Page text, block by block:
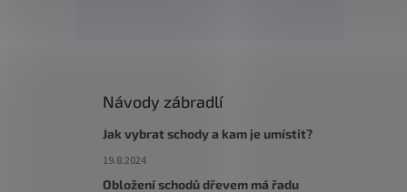
Návody zábradlí
Jak vybrat schody a kam je umístit?
19.8.2024
Obložení schodů dřevem má řadu